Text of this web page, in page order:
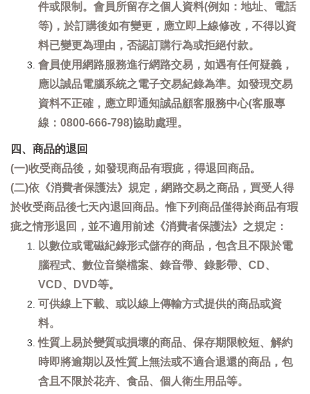
件或限制。會員所留存之個人資料(例如：地址、電話
等)，於訂購後如有變更，應立即上線修改，不得以資
料已變更為理由，否認訂購行為或拒絕付款。
會員使用網路服務進行網路交易，如遇有任何疑義，
應以誠品電腦系統之電子交易紀錄為準。如發現交易
資料不正確，應立即通知誠品顧客服務中心(客服專
線：0800-666-798)協助處理。
四、商品的退回
(一)收受商品後，如發現商品有瑕疵，得退回商品。
(二)依《消費者保護法》規定，網路交易之商品，買受人得
於收受商品後七天內退回商品。惟下列商品僅得於商品有瑕
疵之情形退回，並不適用前述《消費者保護法》之規定：
以數位或電磁紀錄形式儲存的商品，包含且不限於電
腦程式、數位音樂檔案、錄音帶、錄影帶、CD、
VCD、DVD等。
可供線上下載、或以線上傳輸方式提供的商品或資
料。
性質上易於變質或損壞的商品、保存期限較短、解約
時即將逾期以及性質上無法或不適合退還的商品，包
含且不限於花卉、食品、個人衛生用品等。